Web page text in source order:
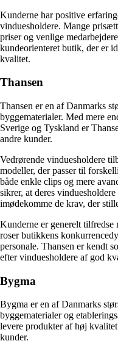
Kunderne har positive
vinduesholdere. Mange
priser og venlige
kundeorienteret butik, der er
kvalitet.
Thansen
Thansen er en af Danmarks
byggematerialer. Med mere
Sverige og Tyskland er
andre kunder.
Vedrørende vinduesholdere
modeller, der passer til
både enkle clips og mere
sikrer, at deres
imødekomme de krav, der
Kunderne er generelt tilfredse
roser butikkens
personale. Thansen er kendt
efter vinduesholdere af god
Bygma
Bygma er en af Danmarks
byggematerialer og
levere produkter af høj
kunder.